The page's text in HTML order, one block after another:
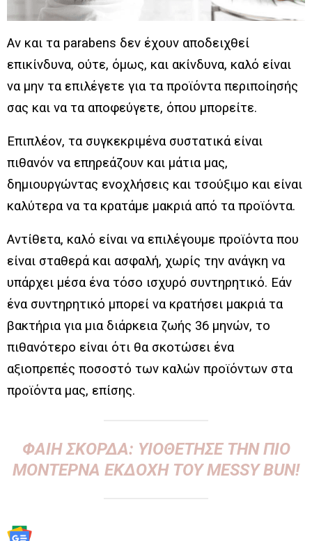
Αν και τα parabens δεν έχουν αποδειχθεί
επικίνδυνα, ούτε, όμως, και ακίνδυνα, καλό είναι
να μην τα επιλέγετε για τα προϊόντα περιποίησής
σας και να τα αποφεύγετε, όπου μπορείτε.
Επιπλέον, τα συγκεκριμένα συστατικά είναι
πιθανόν να επηρεάζουν και μάτια μας,
δημιουργώντας ενοχλήσεις και τσούξιμο και είναι
καλύτερα να τα κρατάμε μακριά από τα προϊόντα.
Αντίθετα, καλό είναι να επιλέγουμε προϊόντα που
είναι σταθερά και ασφαλή, χωρίς την ανάγκη να
υπάρχει μέσα ένα τόσο ισχυρό συντηρητικό. Εάν
ένα συντηρητικό μπορεί να κρατήσει μακριά τα
βακτήρια για μια διάρκεια ζωής 36 μηνών, το
πιθανότερο είναι ότι θα σκοτώσει ένα
αξιοπρεπές ποσοστό των καλών προϊόντων στα
προϊόντα μας, επίσης.
ΦΑΊΗ ΣΚΟΡΔΆ: ΥΙΟΘΈΤΗΣΕ ΤΗΝ ΠΙΟ
ΜΟΝΤΈΡΝΑ ΕΚΔΟΧΉ ΤΟΥ MESSY BUN!